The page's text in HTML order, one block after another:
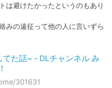
は避けたかったというのもあり
みの遠征って他の人に言いずら
た話~ - DLチャンネル み
301631